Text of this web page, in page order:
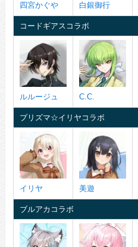
四宮かぐや 白銀御行
コードギアスコラボ
ルルージュ C.C.
プリズマ☆イリヤコラボ
イリヤ 美遊
ブルアカコラボ